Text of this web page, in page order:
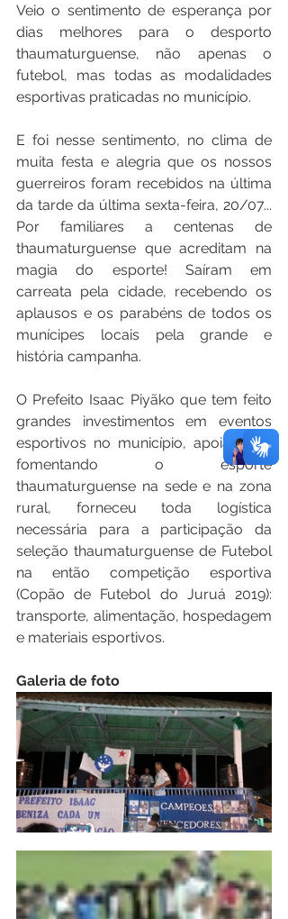
Veio o sentimento de esperança por
dias melhores para o desporto
thaumaturguense, não apenas o
futebol, mas todas as modalidades
esportivas praticadas no município.
E foi nesse sentimento, no clima de
muita festa e alegria que os nossos
guerreiros foram recebidos na última
da tarde da última sexta-feira, 20/07...
Por familiares a centenas de
thaumaturguense que acreditam na
magia do esporte! Saíram em
carreata pela cidade, recebendo os
aplausos e os parabéns de todos os
munícipes locais pela grande e
história campanha.
O Prefeito Isaac Piyãko que tem feito
grandes investimentos em eventos
esportivos no município, apoiando e
fomentando o esporte
thaumaturguense na sede e na zona
rural, forneceu toda logística
necessária para a participação da
seleção thaumaturguense de Futebol
na então competição esportiva
(Copão de Futebol do Juruá 2019):
transporte, alimentação, hospedagem
e materiais esportivos.
Galeria de foto